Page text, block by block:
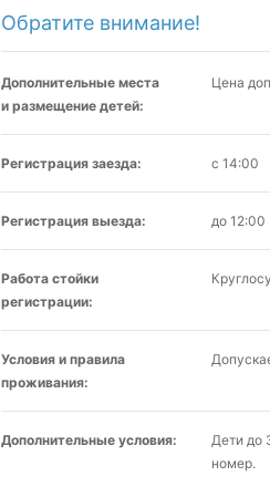
Обратите внимание!
Дополнительные места
и размещение детей:
Цена
Регистрация заезда: с 14:00
Регистрация выезда: до 12:00
Работа стойки
регистрации:
Условия и правила
проживания:
Дополнительные условия:
Дети до
номер.